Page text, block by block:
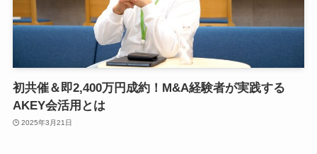
初共催＆即2,400万円成約！M&A経験者が実践する
AKEY会活用とは
2025年3月21日